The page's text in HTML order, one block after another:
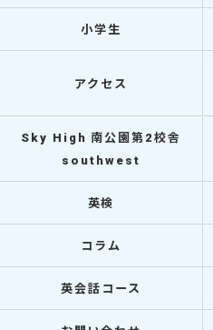
小学生
アクセス
Sky High 南公園第2校舎
southwest
英検
コラム
英会話コース